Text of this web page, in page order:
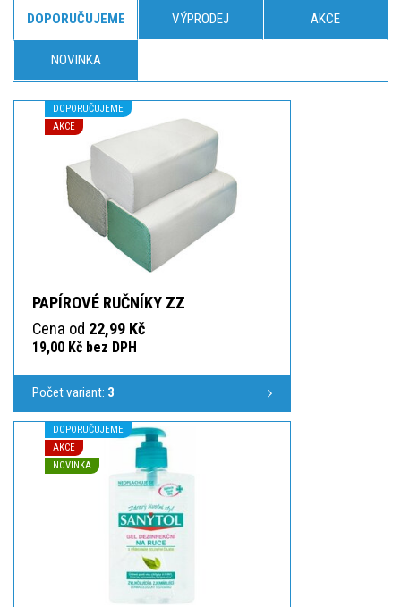
DOPORUČUJEME VÝPRODEJ AKCE
NOVINKA
DOPORUČUJEME
AKCE
PAPÍROVÉ RUČNÍKY ZZ
Cena od 22,99 Kč
19,00 Kč bez DPH
Počet variant: 3
DOPORUČUJEME
AKCE
NOVINKA